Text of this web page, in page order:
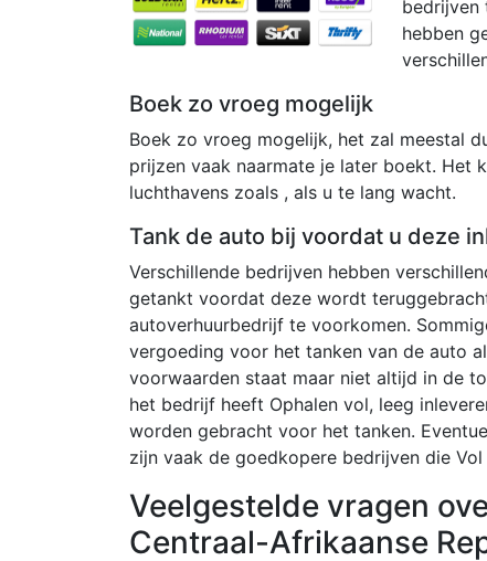
bedrijven
hebben
Boek zo vroeg mogelijk
Boek zo vroeg mogelijk, het zal meestal
prijzen vaak naarmate je later boekt. Het
luchthavens zoals , als u te lang wacht.
Tank de auto bij voordat u deze
Verschillende bedrijven hebben
getankt voordat deze wordt
autoverhuurbedrijf te voorkomen.
vergoeding voor het tanken van de auto
voorwaarden staat maar niet altijd in de
het bedrijf heeft Ophalen vol, leeg
worden gebracht voor het tanken.
zijn vaak de goedkopere bedrijven die
Veelgestelde vragen
Centraal-Afrikaanse